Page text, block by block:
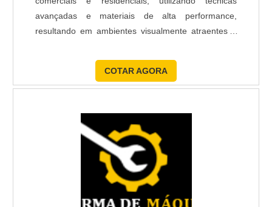
tinta acrílica lavável ou acetinada em função da
durabilidade e facilidade de limpeza. Em áreas
Converse com o pintor sobre marcas, rendimento e
correta da tinta influencia diretamente no resultado
final e na manutenção futura do imóvel.
QUANTO TEMPO DEMORA UMA
PINTURA RESIDENCIAL FEITA POR
UM PINTOR EM TUPÃ?
avançadas e materiais de alta performance,
resultando em ambientes visualmente atraentes e
COTAR AGORA